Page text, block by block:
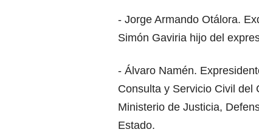
- Jorge Armando Otálora.
Simón Gaviria hijo del
- Álvaro Namén.
Consulta y Servicio Civil del
Ministerio de Justicia,
Estado.